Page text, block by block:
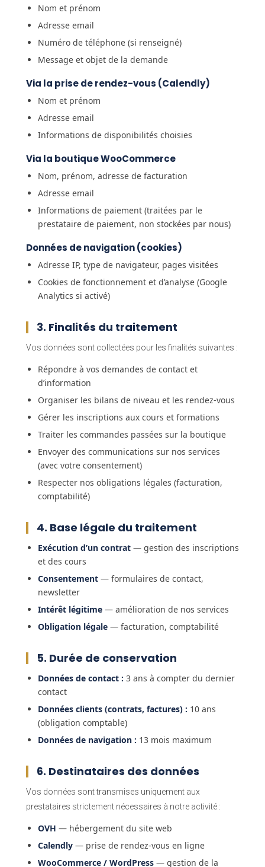
Nom et prénom
Adresse email
Numéro de téléphone (si renseigné)
Message et objet de la demande
Via la prise de rendez-vous (Calendly)
Nom et prénom
Adresse email
Informations de disponibilités choisies
Via la boutique WooCommerce
Nom, prénom, adresse de facturation
Adresse email
Informations de paiement (traitées par le
prestataire de paiement, non stockées par nous)
Données de navigation (cookies)
Adresse IP, type de navigateur, pages visitées
Cookies de fonctionnement et d’analyse (Google
Analytics si activé)
3. Finalités du traitement
Vos données sont collectées pour les finalités suivantes :
Répondre à vos demandes de contact et
d’information
Organiser les bilans de niveau et les rendez-vous
Gérer les inscriptions aux cours et formations
Traiter les commandes passées sur la boutique
Envoyer des communications sur nos services
(avec votre consentement)
Respecter nos obligations légales (facturation,
comptabilité)
4. Base légale du traitement
Exécution d’un contrat — gestion des inscriptions
et des cours
Consentement — formulaires de contact,
newsletter
Intérêt légitime — amélioration de nos services
Obligation légale — facturation, comptabilité
5. Durée de conservation
Données de contact : 3 ans à compter du dernier
contact
Données clients (contrats, factures) : 10 ans
(obligation comptable)
Données de navigation : 13 mois maximum
6. Destinataires des données
Vos données sont transmises uniquement aux
prestataires strictement nécessaires à notre activité :
OVH — hébergement du site web
Calendly — prise de rendez-vous en ligne
WooCommerce / WordPress — gestion de la